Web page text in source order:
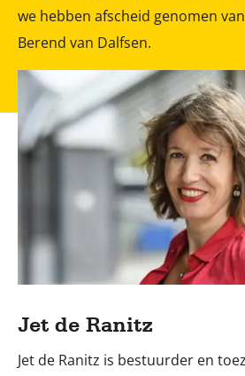
we hebben afscheid genomen
Berend van Dalfsen.
Jet de Ranitz
Jet de Ranitz is bestuurder en